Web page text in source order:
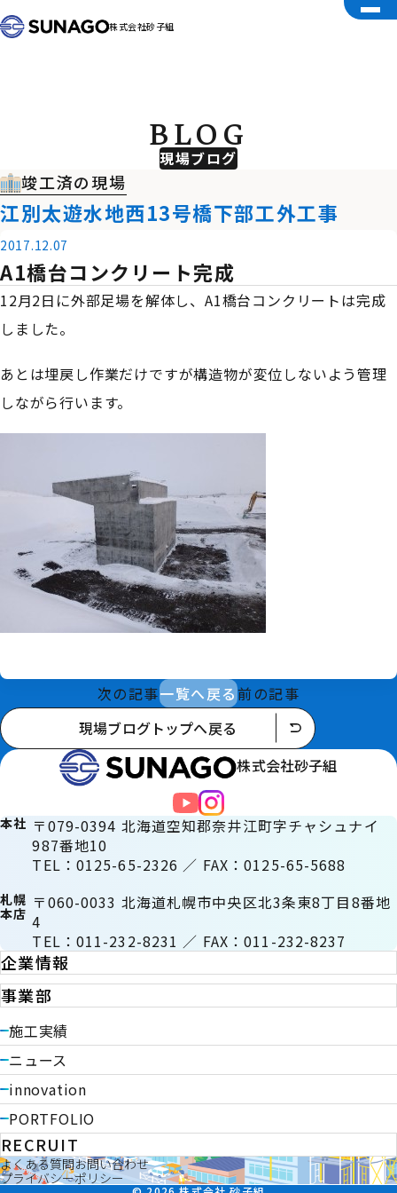
株式会社砂子組
現場ブログ
BLOG
竣工済の現場
江別太遊水地西13号橋下部工外工事
2017.12.07
A1橋台コンクリート完成
12月2日に外部足場を解体し、A1橋台コンクリートは完成
しました。
あとは埋戻し作業だけですが構造物が変位しないよう管理
しながら行います。
次の記事一覧へ戻る前の記事
現場ブログトップへ戻る
株式会社砂子組
本社 〒079-0394 北海道空知郡奈井江町字チャシュナイ
987番地10
TEL：0125-65-2326 ／ FAX：0125-65-5688
札幌
本店
〒060-0033 北海道札幌市中央区北3条東8丁目8番地
4
TEL：011-232-8231 ／ FAX：011-232-8237
企業情報
事業部
施工実績
ニュース
innovation
PORTFOLIO
RECRUIT
よくある質問お問い合わせ
プライバシーポリシー